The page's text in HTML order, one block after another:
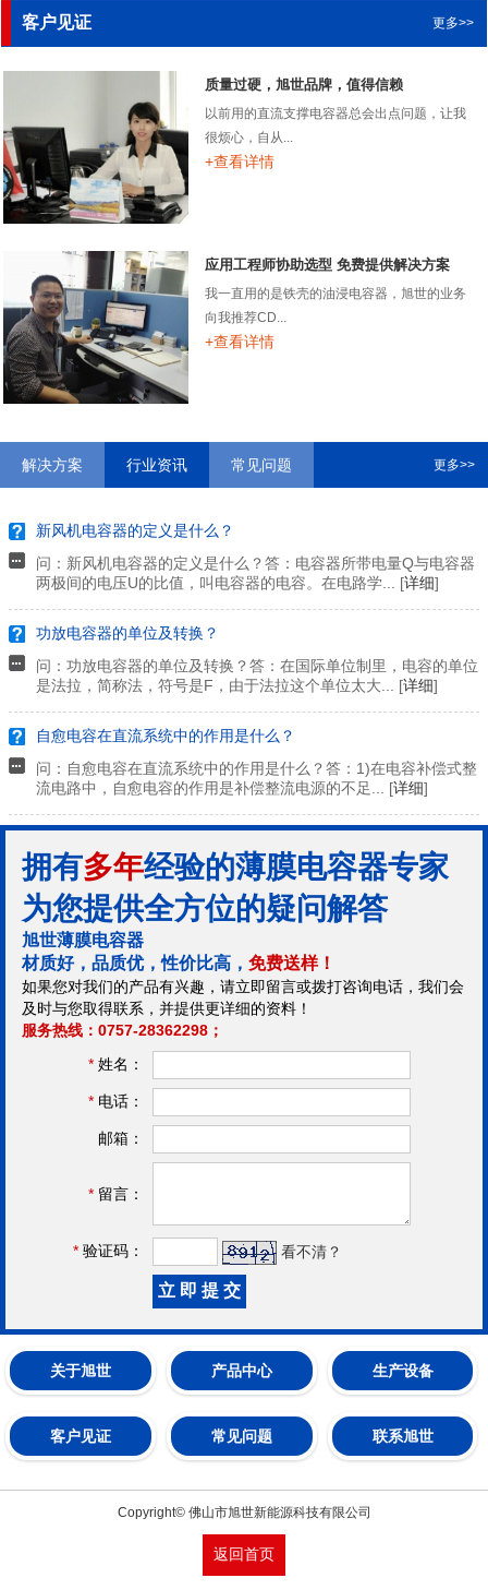
客户见证 更多>>
质量过硬，旭世品牌，值得信赖
以前用的直流支撑电容器总会出点问题，让我
很烦心，自从...
+查看详情
应用工程师协助选型 免费提供解决方案
我一直用的是铁壳的油浸电容器，旭世的业务
向我推荐CD...
+查看详情
解决方案 行业资讯 常见问题 更多>>
新风机电容器的定义是什么？
问：新风机电容器的定义是什么？答：电容器所带电量Q与电容器
两极间的电压U的比值，叫电容器的电容。在电路学... [详细]
功放电容器的单位及转换？
问：功放电容器的单位及转换？答：在国际单位制里，电容的单位
是法拉，简称法，符号是F，由于法拉这个单位太大... [详细]
自愈电容在直流系统中的作用是什么？
问：自愈电容在直流系统中的作用是什么？答：1)在电容补偿式整
流电路中，自愈电容的作用是补偿整流电源的不足... [详细]
拥有多年经验的薄膜电容器专家
为您提供全方位的疑问解答
旭世薄膜电容器
材质好，品质优，性价比高， 免费送样！
如果您对我们的产品有兴趣，请立即留言或拨打咨询电话，我们会
及时与您取得联系，并提供更详细的资料！
服务热线：0757-28362298；
* 姓名：
* 电话：
邮箱：
* 留言：
* 验证码： 看不清？
关于旭世 产品中心 生产设备
客户见证 常见问题 联系旭世
Copyright© 佛山市旭世新能源科技有限公司
返回首页